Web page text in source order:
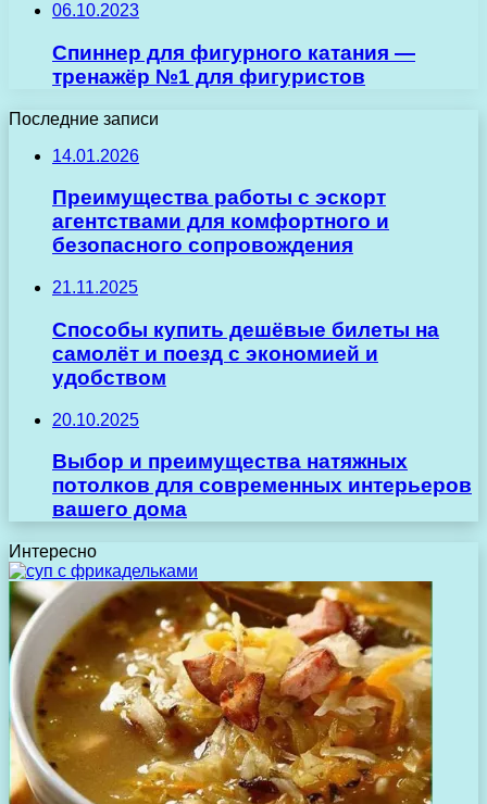
06.10.2023
Спиннер для фигурного катания —
тренажёр №1 для фигуристов
Последние записи
14.01.2026
Преимущества работы с эскорт
агентствами для комфортного и
безопасного сопровождения
21.11.2025
Способы купить дешёвые билеты на
самолёт и поезд с экономией и
удобством
20.10.2025
Выбор и преимущества натяжных
потолков для современных интерьеров
вашего дома
Интересно